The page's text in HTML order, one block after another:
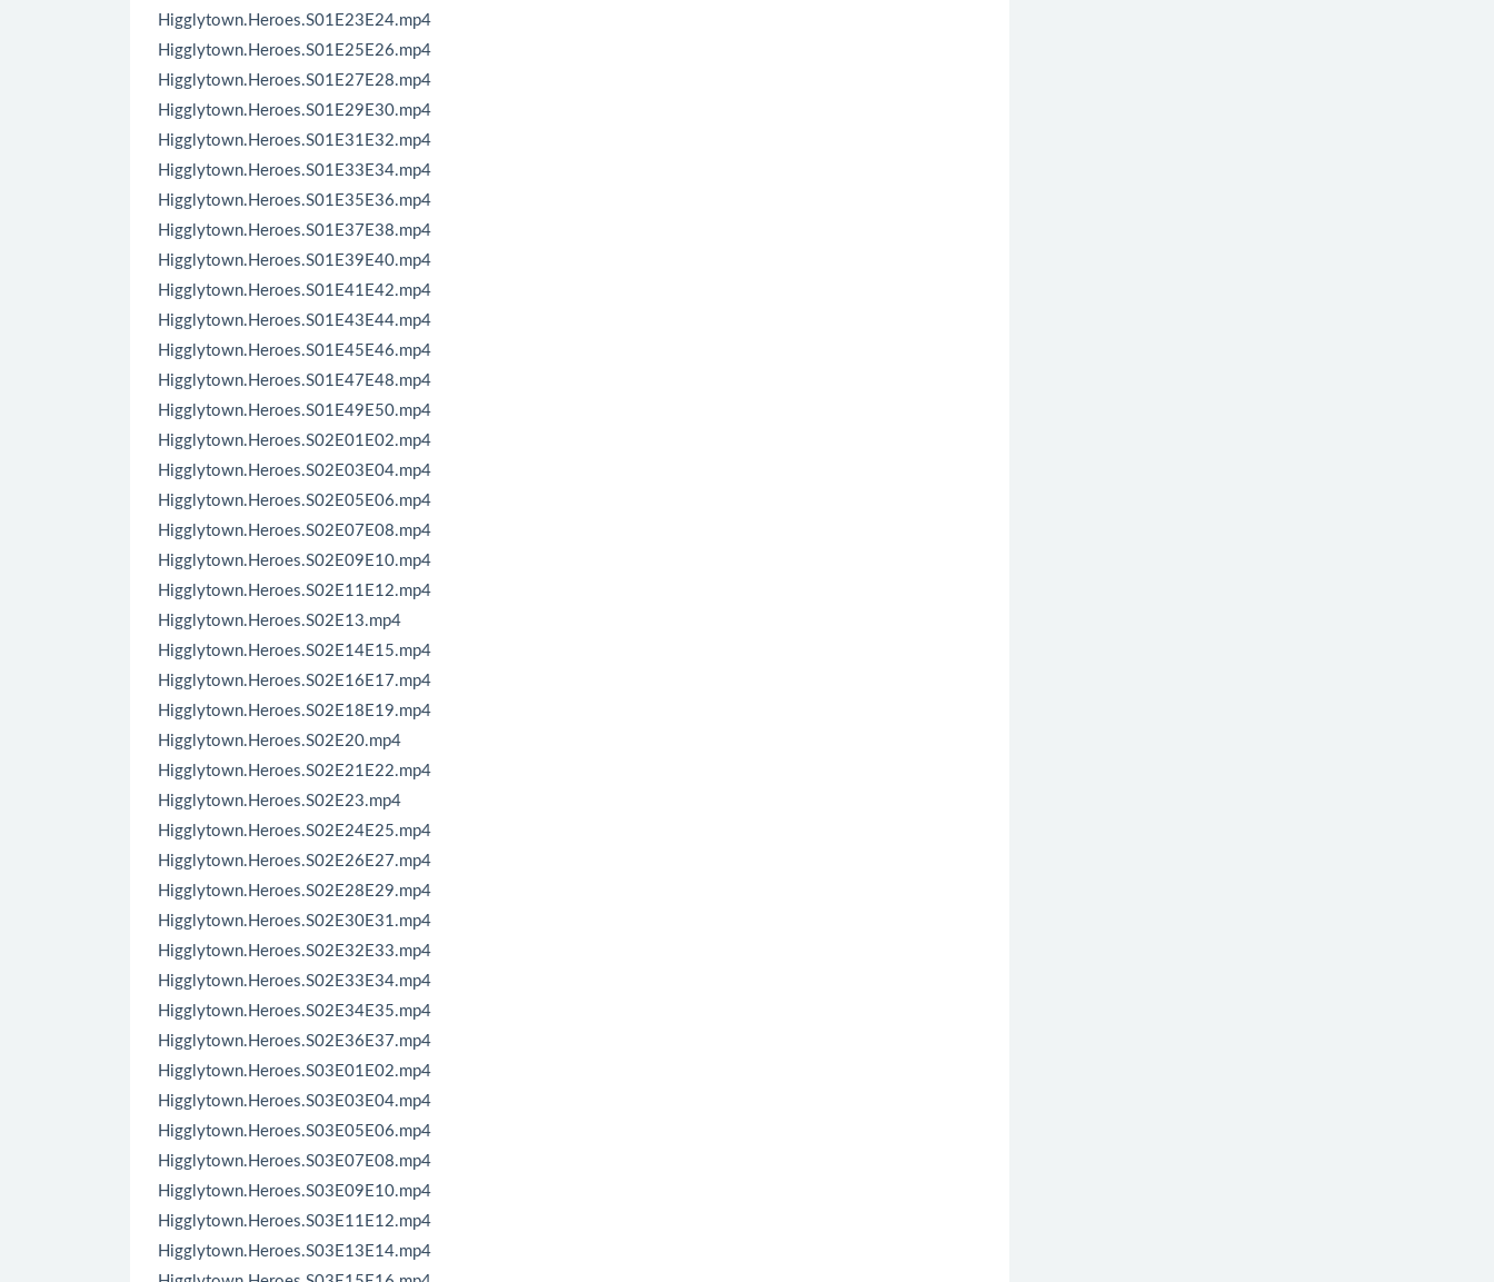
Higglytown.Heroes.S01E23E24.mp4
Higglytown.Heroes.S01E25E26.mp4
Higglytown.Heroes.S01E27E28.mp4
Higglytown.Heroes.S01E29E30.mp4
Higglytown.Heroes.S01E31E32.mp4
Higglytown.Heroes.S01E33E34.mp4
Higglytown.Heroes.S01E35E36.mp4
Higglytown.Heroes.S01E37E38.mp4
Higglytown.Heroes.S01E39E40.mp4
Higglytown.Heroes.S01E41E42.mp4
Higglytown.Heroes.S01E43E44.mp4
Higglytown.Heroes.S01E45E46.mp4
Higglytown.Heroes.S01E47E48.mp4
Higglytown.Heroes.S01E49E50.mp4
Higglytown.Heroes.S02E01E02.mp4
Higglytown.Heroes.S02E03E04.mp4
Higglytown.Heroes.S02E05E06.mp4
Higglytown.Heroes.S02E07E08.mp4
Higglytown.Heroes.S02E09E10.mp4
Higglytown.Heroes.S02E11E12.mp4
Higglytown.Heroes.S02E13.mp4
Higglytown.Heroes.S02E14E15.mp4
Higglytown.Heroes.S02E16E17.mp4
Higglytown.Heroes.S02E18E19.mp4
Higglytown.Heroes.S02E20.mp4
Higglytown.Heroes.S02E21E22.mp4
Higglytown.Heroes.S02E23.mp4
Higglytown.Heroes.S02E24E25.mp4
Higglytown.Heroes.S02E26E27.mp4
Higglytown.Heroes.S02E28E29.mp4
Higglytown.Heroes.S02E30E31.mp4
Higglytown.Heroes.S02E32E33.mp4
Higglytown.Heroes.S02E33E34.mp4
Higglytown.Heroes.S02E34E35.mp4
Higglytown.Heroes.S02E36E37.mp4
Higglytown.Heroes.S03E01E02.mp4
Higglytown.Heroes.S03E03E04.mp4
Higglytown.Heroes.S03E05E06.mp4
Higglytown.Heroes.S03E07E08.mp4
Higglytown.Heroes.S03E09E10.mp4
Higglytown.Heroes.S03E11E12.mp4
Higglytown.Heroes.S03E13E14.mp4